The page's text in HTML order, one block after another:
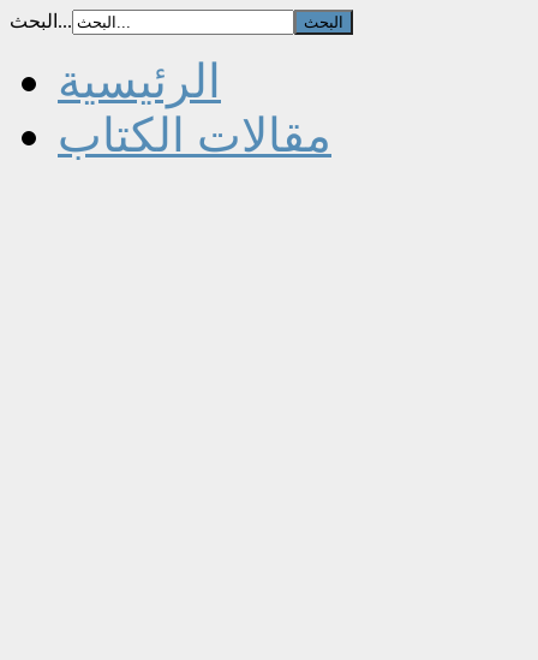
البحث...
الرئيسية
مقالات الكتاب